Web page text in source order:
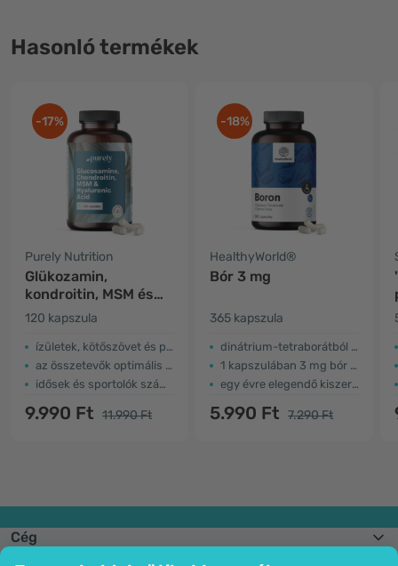
Hasonló termékek
-17%
Purely Nutrition
Glükozamin,
kondroitin, MSM és
hialuronsav
120 kapszula
ízületek, kötőszövet és porc
az összetevők optimális aránya
idősek és sportolók számára
9.990 Ft 11.990 Ft
-18%
HealthyWorld®
Bór 3 mg
365 kapszula
dinátrium-tetraborátból származó bór
1 kapszulában 3 mg bór van
egy évre elegendő kiszerelés
5.990 Ft 7.290 Ft
Cég